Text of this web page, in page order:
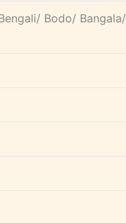
Bodo/ Bangala/